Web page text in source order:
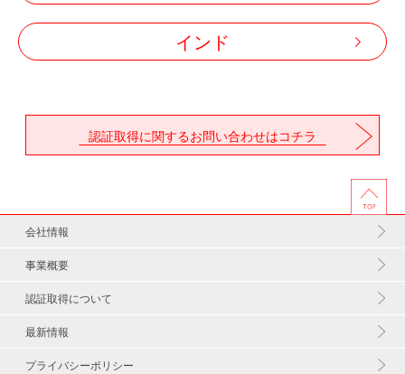
インド
認証取得に関するお問い合わせはコチラ
会社情報
事業概要
認証取得について
最新情報
プライバシーポリシー